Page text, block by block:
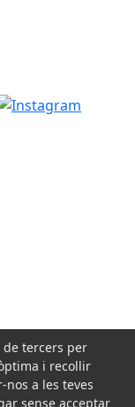
de tercers per
i recollir
a les teves
sense acceptar